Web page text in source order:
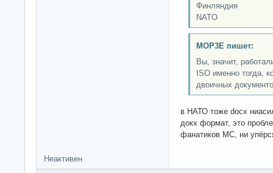
Финляндия
NATO
MOP3E пишет:
Вы, значит,
ISO именно тогда,
двоичных
в НАТО тоже docx
докх формат, это
фанатиков МС, ни
Неактивен